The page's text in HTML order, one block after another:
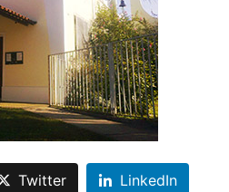
Twitter LinkedIn